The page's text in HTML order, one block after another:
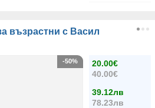
възрастни с Васил
20.00€
40.00€
39.12лв
78.23лв
-50%